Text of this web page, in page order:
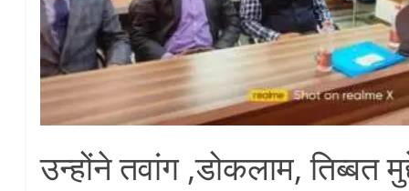
उन्होंने तवांग ,डोकलाम, तिब्बत